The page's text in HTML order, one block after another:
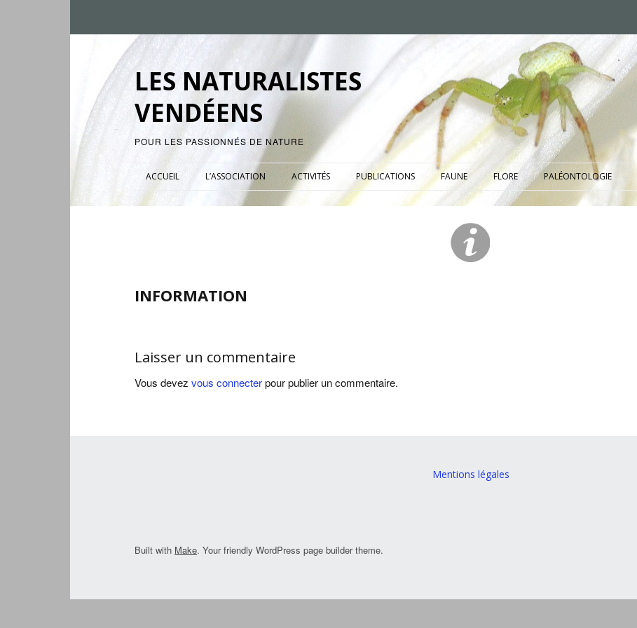
LES NATURALISTES
VENDÉENS
POUR LES PASSIONNÉS DE NATURE
ACCUEIL L’ASSOCIATION ACTIVITÉS PUBLICATIONS FAUNE FLORE PALÉONTOLOGIE
INFORMATION
Laisser un commentaire
Vous devez vous connecterpour publier un commentaire.
Mentions légales
Built with Make. Your friendly WordPress page builder theme.